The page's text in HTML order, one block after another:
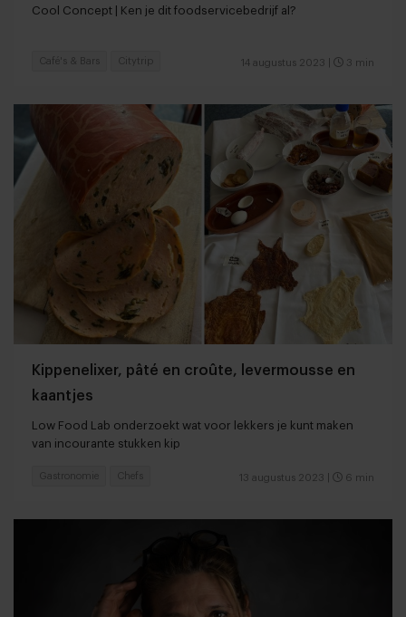
Cool Concept | Ken je dit foodservicebedrijf al?
14 augustus 2023 3 min
Café's & Bars Citytrip
Kippenelixer, pâté en croûte, levermousse en
kaantjes
Low Food Lab onderzoekt wat voor lekkers je kunt maken
van incourante stukken kip
13 augustus 2023 6 min
Gastronomie Chefs